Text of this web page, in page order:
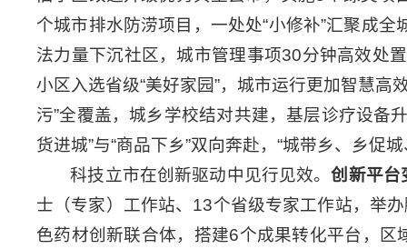
个城市排水防涝项目，一处处“小修补”汇聚成全
法力量下沉社区，城市管理事项30分钟高效处
小区入选省级“美好家园”，城市运行更加智慧高
污”全覆盖，城乡学校结对共建，基层诊疗设备
货进城”与“商品下乡”双向奔赴，“城带乡、乡促
科技立市在创新驱动中见行见效。创新平台
士（专家）工作站、13个省级专家工作站，举
色药材创新联合体，搭建6个成果转化平台，区